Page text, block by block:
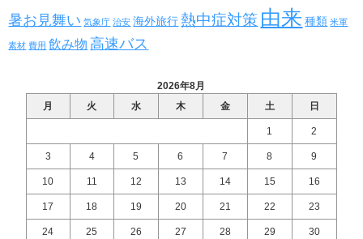
暑お見舞い 気象庁 治安 海外旅行 熱中症対策 由来 種類 米軍
素材 費用 飲み物 高速バス
2026年8月
月
火 水 木 金 土 日
1 2
3 4 5 6 7 8 9
10 11 12 13 14 15 16
17 18 19 20 21 22 23
24 25 26 27 28 29 30